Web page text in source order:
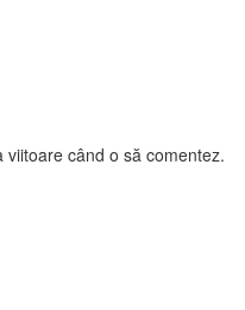
când o să comentez.